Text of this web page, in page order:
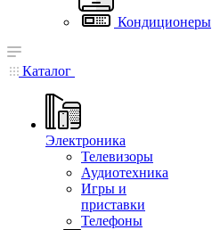
Кондиционеры
Каталог
Электроника
Телевизоры
Аудиотехника
Игры и
приставки
Телефоны